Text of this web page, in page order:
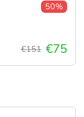
50%
€151 €75